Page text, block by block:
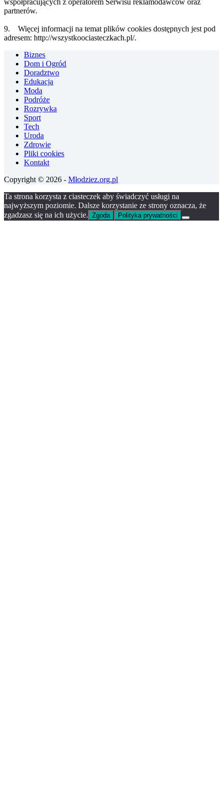
współpracujących z operatorem Serwisu reklamodawców oraz
partnerów.
9. Więcej informacji na temat plików cookies dostępnych jest pod
adresem: http://wszystkoociasteczkach.pl/.
Biznes
Dom i Ogród
Doradztwo
Edukacja
Moda
Podróże
Rozrywka
Sport
Tech
Uroda
Zdrowie
Pliki cookies
Kontakt
Copyright © 2026 - Młodziez.org.pl
Ta strona korzysta z ciasteczek aby świadczyć usługi na
najwyższym poziomie. Dalsze korzystanie ze strony oznacza, że
zgadzasz się na ich użycie. Zgoda Polityka prywatności